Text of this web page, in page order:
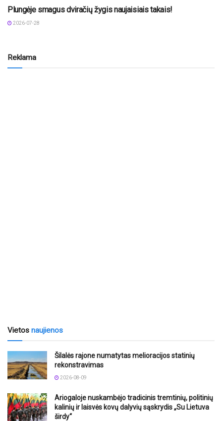
Plungėje smagus dviračių žygis naujaisiais takais!
2026-07-28
Reklama
Vietos naujienos
Šilalės rajone numatytas melioracijos statinių
rekonstravimas
2026-08-09
Ariogaloje nuskambėjo tradicinis tremtinių, politinių
kalinių ir laisvės kovų dalyvių sąskrydis „Su Lietuva
širdy“